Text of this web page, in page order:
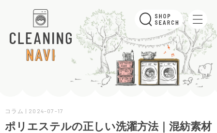
コラム | 2024-07-17
ポリエステルの正しい洗濯方法｜混紡素材